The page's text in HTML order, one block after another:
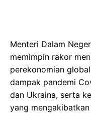
Menteri Dalam
memimpin rakor
perekonomian
dampak pandemi
dan Ukraina, serta
yang